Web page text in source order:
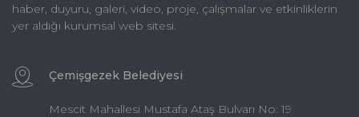
haber, duyuru, galeri, video, proje, çalışmalar ve etkinliklerin
yer aldığı kurumsal web sitesi.
Çemişgezek Belediyesi
Mescit Mahallesi Mustafa Ataş Bulvarı No: 19